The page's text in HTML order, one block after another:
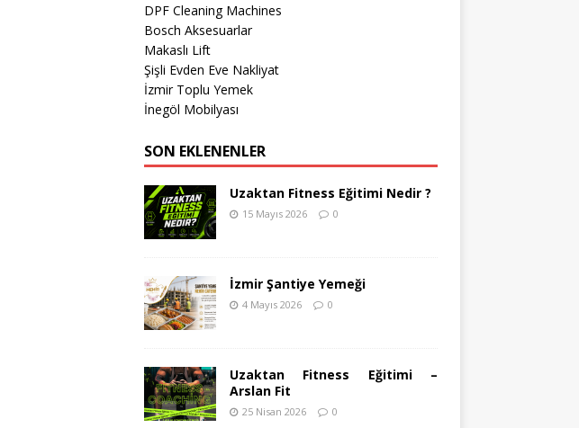
DPF Cleaning Machines
Bosch Aksesuarlar
Makaslı Lift
Şişli Evden Eve Nakliyat
İzmir Toplu Yemek
İnegöl Mobilyası
SON EKLENENLER
Uzaktan Fitness Eğitimi Nedir ?
15 Mayıs 2026 0
İzmir Şantiye Yemeği
4 Mayıs 2026 0
Uzaktan Fitness Eğitimi –
Arslan Fit
25 Nisan 2026 0